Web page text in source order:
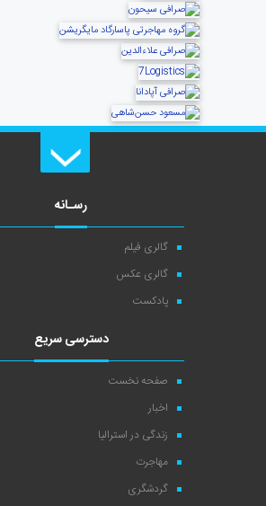
رسـانه
گالری فیلم
گالری عکس
پادکست
دسترسی سریع
صفحه نخست
اخبار
زندگی در استرالیا
مهاجرت
گردشگری